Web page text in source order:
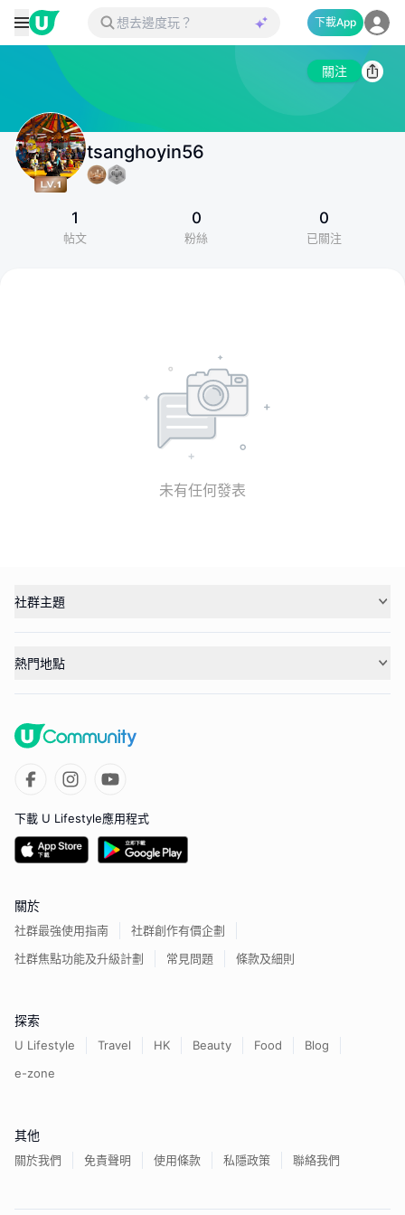
下載App
關注
tsanghoyin56
1
帖文
0
粉絲
0
已關注
未有任何發表
社群主題
熱門地點
下載 U Lifestyle應用程式
關於
社群最強使用指南
社群創作有價企劃
社群焦點功能及升級計劃
常見問題 條款及細則
探索
U Lifestyle Travel HK Beauty Food
Blog
e-zone
其他
關於我們 免責聲明 使用條款 私隱政策 聯絡我們